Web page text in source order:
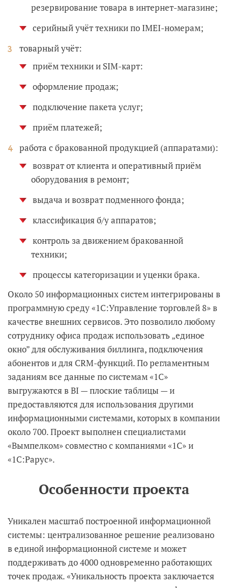
резервирование товара в интернет-магазине;
серийный учёт техники по IMEI-номерам;
товарный учёт:
приём техники и SIM-карт:
оформление продаж;
подключение пакета услуг;
приём платежей;
работа с бракованной продукцией (аппаратами):
возврат от клиента и оперативный приём
оборудования в ремонт;
выдача и возврат подменного фонда;
классификация б/у аппаратов;
контроль за движением бракованной
техники;
процессы категоризации и уценки брака.
Около 50 информационных систем интегрированы в
программную среду «1С:Управление торговлей 8» в
качестве внешних сервисов. Это позволило любому
сотруднику офиса продаж использовать „единое
окно” для обслуживания биллинга, подключения
абонентов и для CRM-функций. По регламентным
заданиям все данные по системам «1С»
выгружаются в BI — плоские таблицы — и
предоставляются для использования другими
информационными системами, которых в компании
около 700. Проект выполнен специалистами
«Вымпелком» совместно с компаниями «1С» и
«1С:Рарус».
Особенности проекта
Уникален масштаб построенной информационной
системы: централизованное решение реализовано
в единой информационной системе и может
поддерживать до 4000 одновременно работающих
точек продаж. «Уникальность проекта заключается